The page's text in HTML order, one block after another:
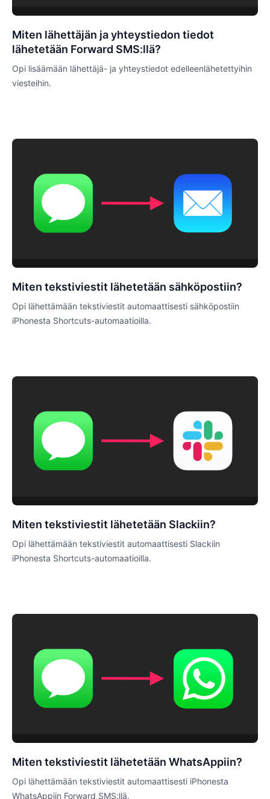
Miten lähettäjän ja yhteystiedon tiedot
lähetetään Forward SMS:llä?
Opi lisäämään lähettäjä- ja yhteystiedot edelleenlähetettyihin
viesteihin.
Miten tekstiviestit lähetetään sähköpostiin?
Opi lähettämään tekstiviestit automaattisesti sähköpostiin
iPhonesta Shortcuts-automaatioilla.
Miten tekstiviestit lähetetään Slackiin?
Opi lähettämään tekstiviestit automaattisesti Slackiin
iPhonesta Shortcuts-automaatioilla.
Miten tekstiviestit lähetetään WhatsAppiin?
Opi lähettämään tekstiviestit automaattisesti iPhonesta
WhatsAppiin Forward SMS:llä.